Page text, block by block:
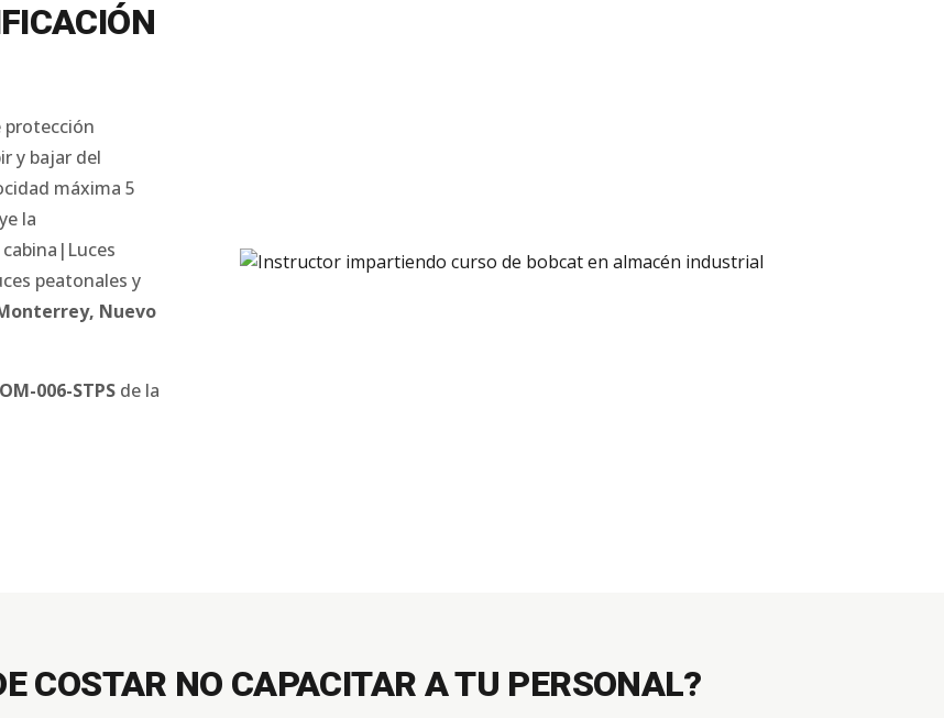
protección
y bajar del
máxima 5
la
peatonales y
, Nuevo
006-STPS de la
COSTAR NO CAPACITAR A TU PERSONAL?